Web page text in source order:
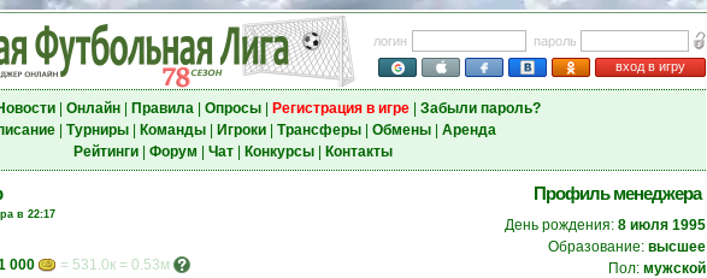
логин
пароль
вход в игру
| Онлайн| Правила| Опросы| Регистрация в игре| Забыли пароль?
| Турниры| Команды| Игроки| Трансферы| Обмены| Аренда
Рейтинги| Форум Чат| Конкурсы| Контакты
в 22:17
000
= 531.0к = 0.53м
Профиль менеджера
День рождения: 8 июля 1995
Образование: высшее
Пол: мужской